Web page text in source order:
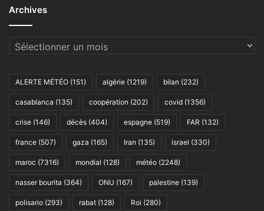
Archives
Archives
ALERTE MÉTÉO (151) algérie (1219) bilan (232)
casablanca (135) coopération (202) covid (1356)
crise (146) décès (404) espagne (519) FAR (132)
france (507) gaza (165) Iran (135) israel (330)
maroc (7316) mondial (128) météo (2248)
nasser bourita (364) ONU (167) palestine (139)
polisario (293) rabat (128) Roi (280)